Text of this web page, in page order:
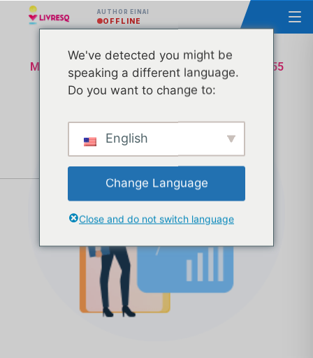
AUTHOR ΕΊΝΑΙ
OFFLINE
Μάθημα - Βασικές αρχές του LIVRESQ - Ομάδα 55
Pluxee
We've detected you might be
speaking a different language.
Do you want to change to:
English
Change Language
Close and do not switch language